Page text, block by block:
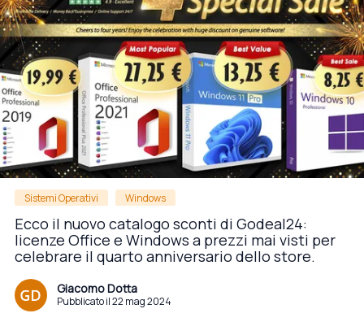
Sistemi Operativi Windows
Ecco il nuovo catalogo sconti di Godeal24:
licenze Office e Windows a prezzi mai visti per
celebrare il quarto anniversario dello store.
Giacomo Dotta
Pubblicato il 22 mag 2024